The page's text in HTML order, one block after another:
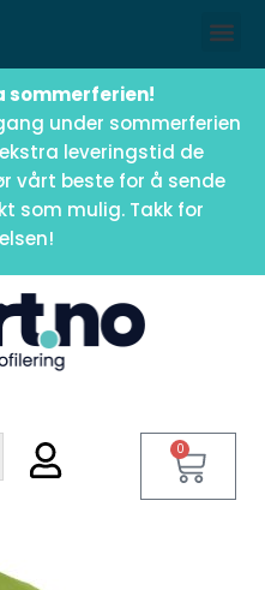
sommerferien!
under sommerferien
leveringstid de
vårt beste for å sende
som mulig. Takk for
0